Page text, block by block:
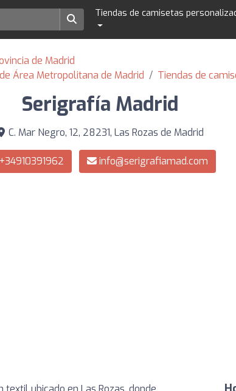
Tiendas de camisetas
de Madrid
Área Metropolitana de Madrid
Tiendas de
Serigrafía Madrid
C. Mar Negro, 12, 28231, Las Rozas de Madrid
+34910391962 info@serigrafiamad.com